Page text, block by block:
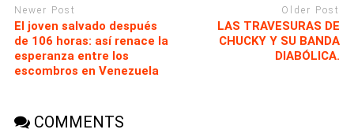
Newer Post
El joven salvado después
de 106 horas: así renace la
esperanza entre los
escombros en Venezuela
Older Post
LAS TRAVESURAS DE
CHUCKY Y SU BANDA
DIABÓLICA.
COMMENTS